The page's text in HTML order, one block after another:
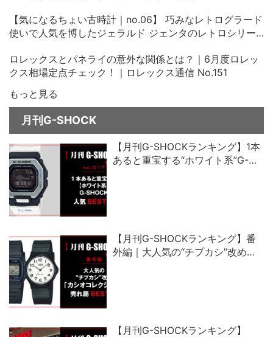
【気になるちょい古時計｜no.06】 巧みなレトログラード
使いで人気を博したジェラルド ジェンタのレトロシリー
ロレックスとパネライの意外な関係とは？｜6月度ロレッ
クス相場定点チェック！｜ロレックス通信 No.151
もっと見る
月刊G-SHOCK
【月刊G-SHOCKランキング】1本
あると重宝する“ホワイト系”G-
【月刊G-SHOCKランキング】番
外編｜大人気の“チプカシ”改め、
【月刊G-SHOCKランキング】